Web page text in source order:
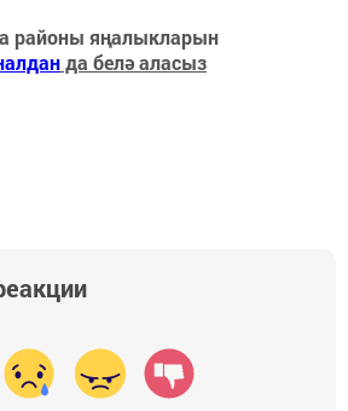
районы яңалыкларын
да белә аласыз